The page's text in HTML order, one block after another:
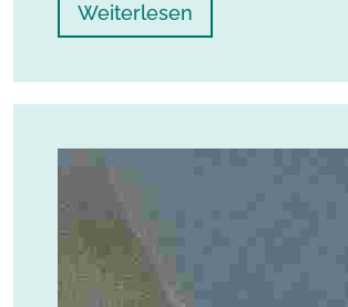
Weiterlesen